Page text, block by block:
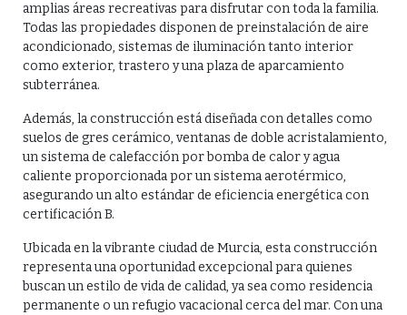
amplias áreas recreativas para disfrutar con toda la familia.
Todas las propiedades disponen de preinstalación de aire
acondicionado, sistemas de iluminación tanto interior
como exterior, trastero y una plaza de aparcamiento
subterránea.
Además, la construcción está diseñada con detalles como
suelos de gres cerámico, ventanas de doble acristalamiento,
un sistema de calefacción por bomba de calor y agua
caliente proporcionada por un sistema aerotérmico,
asegurando un alto estándar de eficiencia energética con
certificación B.
Ubicada en la vibrante ciudad de Murcia, esta construcción
representa una oportunidad excepcional para quienes
buscan un estilo de vida de calidad, ya sea como residencia
permanente o un refugio vacacional cerca del mar. Con una